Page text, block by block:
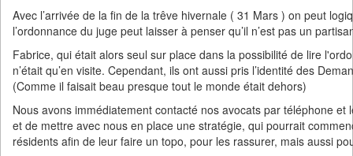
Avec l’arrivée de la fin de la trêve hivernale ( 31 Mars ) on peut
l’ordonnance du juge peut laisser à penser qu’il n’est pas un
Fabrice, qui était alors seul sur place dans la possibilité de lire
n’était qu’en visite. Cependant, ils ont aussi pris l’identité des
(Comme il faisait beau presque tout le monde était dehors)
Nous avons immédiatement contacté nos avocats par téléphone
et de mettre avec nous en place une stratégie, qui pourrait
résidents afin de leur faire un topo, pour les rassurer, mais aussi